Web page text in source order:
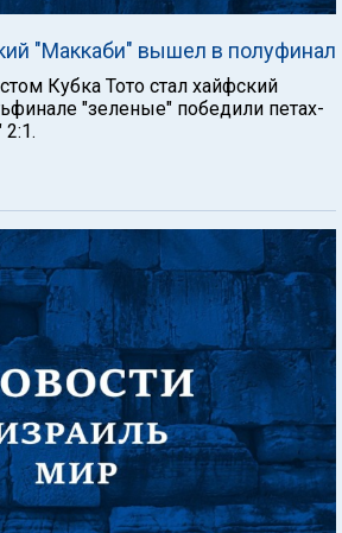
"Маккаби" вышел в полуфинал
Кубка Тото стал хайфский
"зеленые" победили петах-